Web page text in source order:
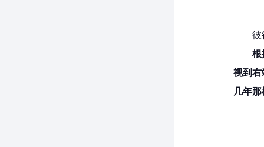
彼
根
视到右
几年